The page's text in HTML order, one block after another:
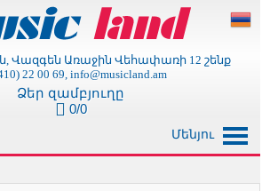
Վազգեն Առաջին Վեհափառի 12 շենք
22 00 69, info@musicland.am
Ձեր զամբյուղը
0/0
Մենյու